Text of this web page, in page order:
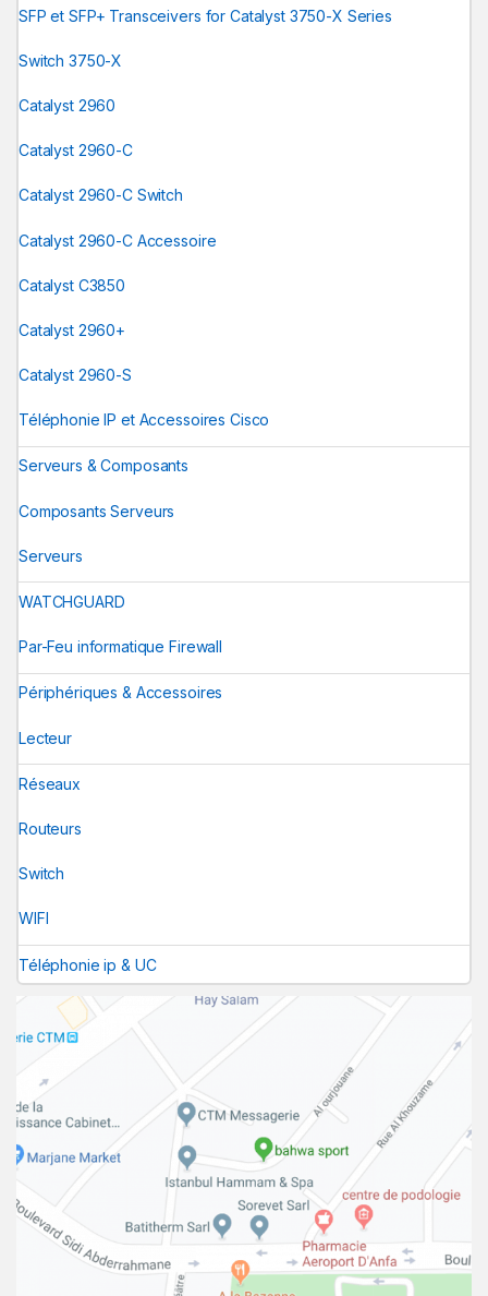
SFP et SFP+ Transceivers for Catalyst 3750-X Series
Switch 3750-X
Catalyst 2960
Catalyst 2960-C
Catalyst 2960-C Switch
Catalyst 2960-C Accessoire
Catalyst C3850
Catalyst 2960+
Catalyst 2960-S
Téléphonie IP et Accessoires Cisco
Serveurs & Composants
Composants Serveurs
Serveurs
WATCHGUARD
Par-Feu informatique Firewall
Périphériques & Accessoires
Lecteur
Réseaux
Routeurs
Switch
WIFI
Téléphonie ip & UC